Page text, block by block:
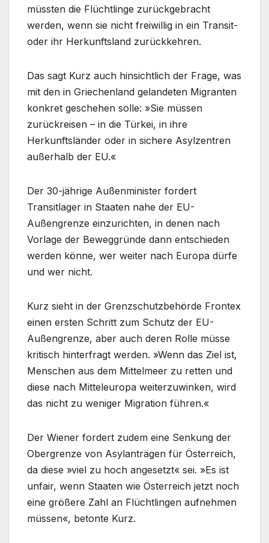
müssten die Flüchtlinge zurückgebracht
werden, wenn sie nicht freiwillig in ein Transit-
oder ihr Herkunftsland zurückkehren.
Das sagt Kurz auch hinsichtlich der Frage, was
mit den in Griechenland gelandeten Migranten
konkret geschehen solle: »Sie müssen
zurückreisen – in die Türkei, in ihre
Herkunftsländer oder in sichere Asylzentren
außerhalb der EU.«
Der 30-jährige Außenminister fordert
Transitlager in Staaten nahe der EU-
Außengrenze einzurichten, in denen nach
Vorlage der Beweggründe dann entschieden
werden könne, wer weiter nach Europa dürfe
und wer nicht.
Kurz sieht in der Grenzschutzbehörde Frontex
einen ersten Schritt zum Schutz der EU-
Außengrenze, aber auch deren Rolle müsse
kritisch hinterfragt werden. »Wenn das Ziel ist,
Menschen aus dem Mittelmeer zu retten und
diese nach Mitteleuropa weiterzuwinken, wird
das nicht zu weniger Migration führen.«
Der Wiener fordert zudem eine Senkung der
Obergrenze von Asylanträgen für Österreich,
da diese »viel zu hoch angesetzt« sei. »Es ist
unfair, wenn Staaten wie Österreich jetzt noch
eine größere Zahl an Flüchtlingen aufnehmen
müssen«, betonte Kurz.